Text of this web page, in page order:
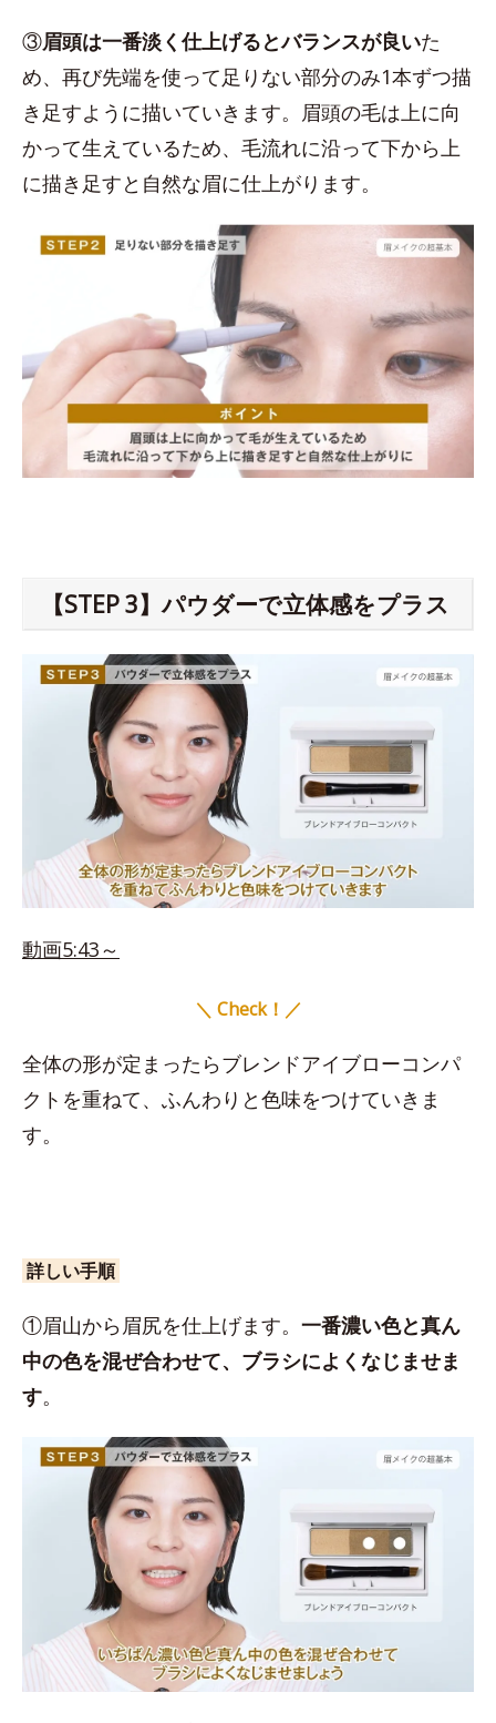
③眉頭は一番淡く仕上げるとバランスが良いた
め、再び先端を使って足りない部分のみ1本ずつ描
き足すように描いていきます。眉頭の毛は上に向
かって生えているため、毛流れに沿って下から上
に描き足すと自然な眉に仕上がります。
【STEP 3】パウダーで立体感をプラス
動画5:43～
＼ Check！／
全体の形が定まったらブレンドアイブローコンパ
クトを重ねて、ふんわりと色味をつけていきま
す。
詳しい手順
①眉山から眉尻を仕上げます。 一番濃い色と真ん
中の色を混ぜ合わせて、ブラシによくなじませま
す。